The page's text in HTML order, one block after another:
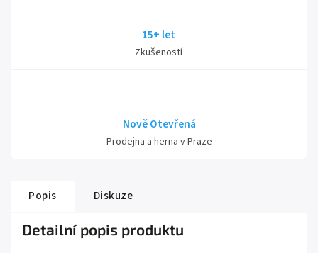
15+ let
Zkušeností
Nově Otevřená
Prodejna a herna v Praze
Popis Diskuze
Detailní popis produktu